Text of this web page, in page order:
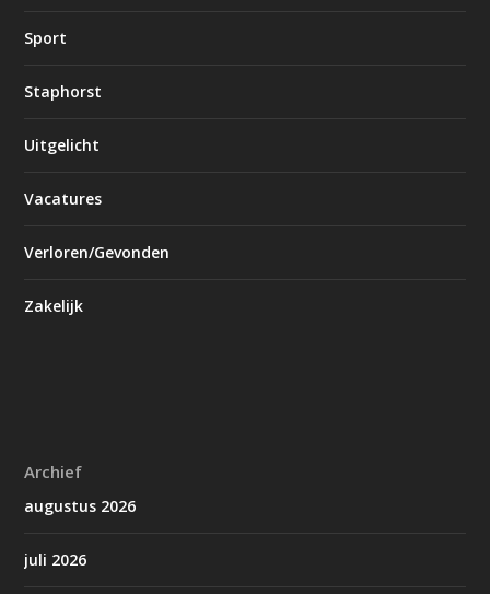
Sport
Staphorst
Uitgelicht
Vacatures
Verloren/Gevonden
Zakelijk
Archief
augustus 2026
juli 2026